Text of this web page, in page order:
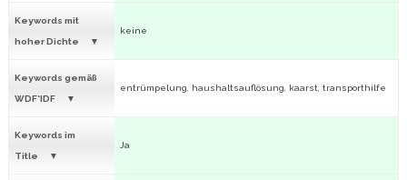
Keywords mit
hoher Dichte
keine
Keywords gemäß
WDF*IDF
entrümpelung, haushaltsauflösung, kaarst, transporthilfe
Keywords im
Title
Ja